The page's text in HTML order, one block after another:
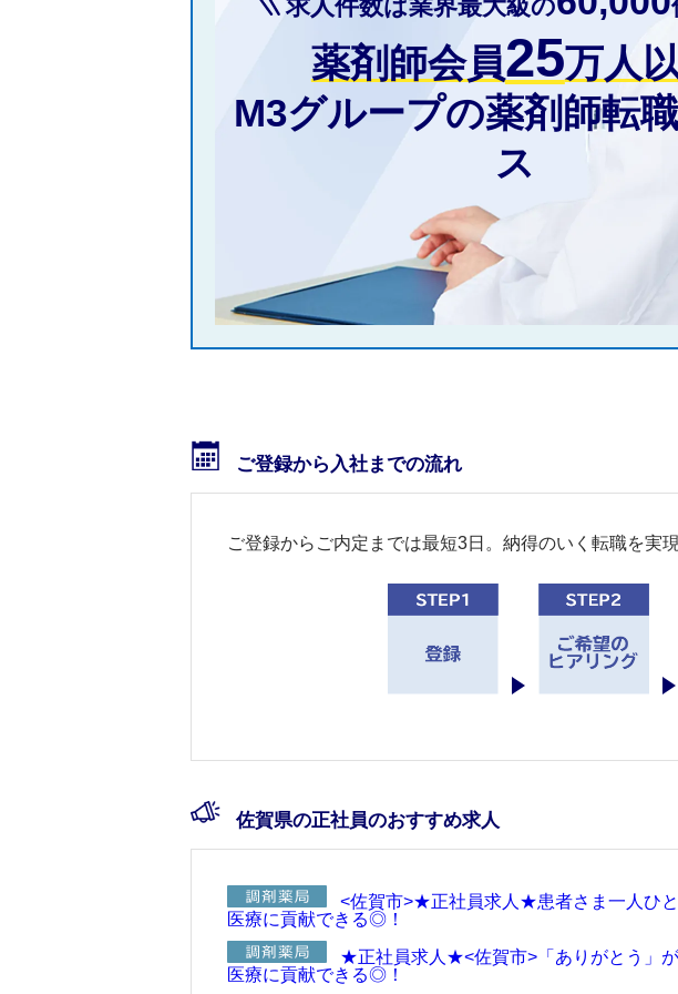
薬剤師会員25万人
M3グループの薬剤師転
ス
ご登録から入社までの流れ
ご登録からご内定までは最短3日。納得のいく転職を実
佐賀県の正社員のおすすめ求人
<佐賀市>★正社員求人★患者さま一人ひ
医療に貢献できる◎！
★正社員求人★<佐賀市>「ありがとう」
医療に貢献できる◎！